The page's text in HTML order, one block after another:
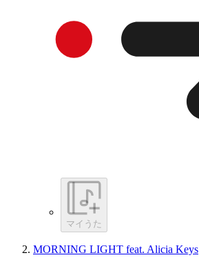
マイうた
MORNING LIGHT feat. Alicia Keys